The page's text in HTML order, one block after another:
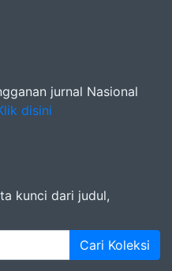
jurnal Nasional
disini
kunci dari judul,
Cari Koleksi